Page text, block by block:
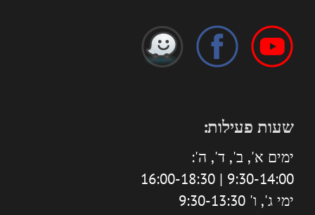
שעות פעילות:
ימים א', ב', ד', ה':
9:30-14:00 | 16:00-18:30
ימי ג', ו' 9:30-13:30